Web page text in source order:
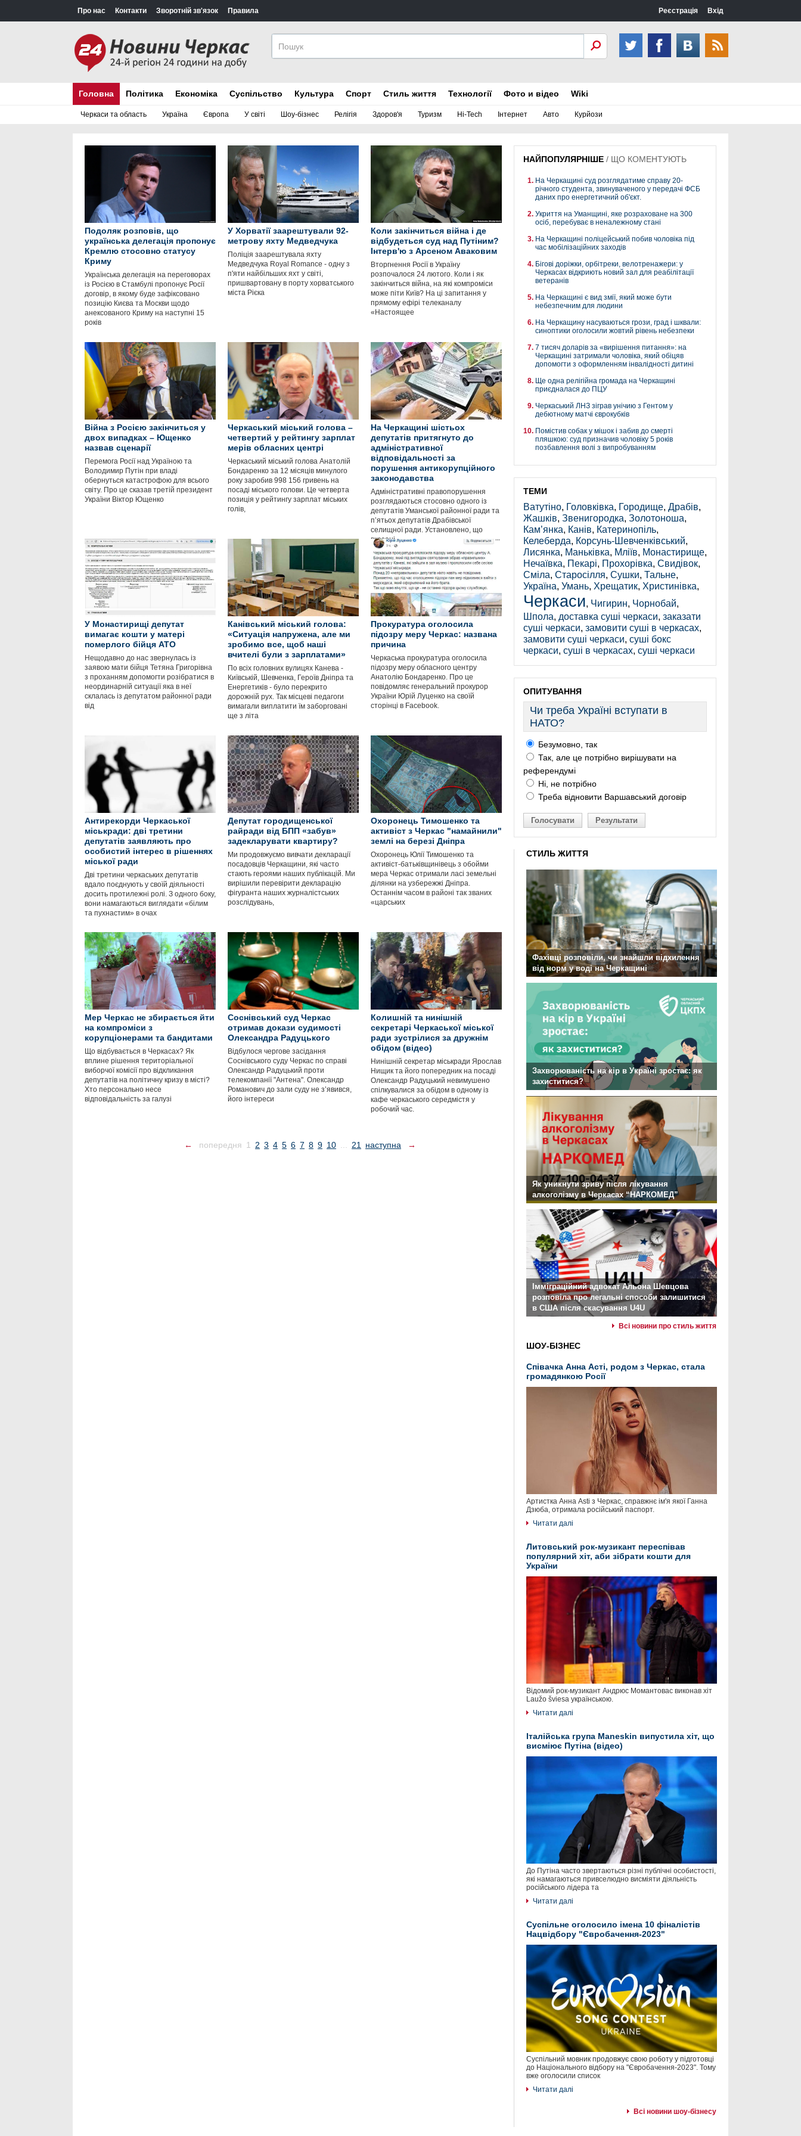
Про нас Контакти Зворотній зв'язок Правила Реєстрація Вхід
Головна
Черкаси та область Україна Європа У світі Шоу-бізнес Релігія Здоров'я Туризм Hi-Tech Інтернет Авто Курйози
Політика Економіка Суспільство Культура Спорт Стиль життя Технології Фото и відео Wiki
Подоляк розповів, що
українська делегація пропонує
Кремлю стосовно статусу
Криму
Українська делегація на переговорах
із Росією в Стамбулі пропонує Росії
договір, в якому буде зафіксовано
позицію Києва та Москви щодо
анексованого Криму на наступні 15
років
У Хорватії заарештували 92-
метрову яхту Медведчука
Поліція заарештувала яхту
Медведчука Royal Romance - одну з
п'яти найбільших яхт у світі,
пришвартовану в порту хорватського
міста Рієка
Коли закінчиться війна і де
відбудеться суд над Путіним?
Інтерв'ю з Арсеном Аваковим
Вторгнення Росії в Україну
розпочалося 24 лютого. Коли і як
закінчиться війна, на які компроміси
може піти Київ? На ці запитання у
прямому ефірі телеканалу
«Настоящее
Війна з Росією закінчиться у
двох випадках – Ющенко
назвав сценарії
Перемога Росії над Україною та
Володимир Путін при владі
обернуться катастрофою для всього
світу. Про це сказав третій президент
України Віктор Ющенко
Черкаський міський голова –
четвертий у рейтингу зарплат
мерів обласних центрі
Черкаський міський голова Анатолій
Бондаренко за 12 місяців минулого
року заробив 998 156 гривень на
посаді міського голови. Це четверта
позиція у рейтингу зарплат міських
голів,
На Черкащині шістьох
депутатів притягнуто до
адміністративної
відповідальності за
порушення антикорупційного
законодавства
Адміністративні правопорушення
розглядаються стосовно одного із
депутатів Уманської районної ради та
п’ятьох депутатів Драбівської
селищної ради. Установлено, що
вказані
У Монастирищі депутат
вимагає кошти у матері
померлого бійця АТО
Нещодавно до нас звернулась із
заявою мати бійця Тетяна Григорівна
з проханням допомогти розібратися в
неординарній ситуації яка в неї
склалась із депутатом районної ради
від
Канівський міський голова:
«Ситуація напружена, але ми
зробимо все, щоб наші
вчителі були з зарплатами»
По всіх головних вулицях Канева -
Київській, Шевченка, Героїв Дніпра та
Енергетиків - було перекрито
дорожній рух. Так місцеві педагоги
вимагали виплатити їм заборговані
ще з літа
Прокуратура оголосила
підозру меру Черкас: названа
причина
Черкаська прокуратура оголосила
підозру меру обласного центру
Анатолію Бондаренко. Про це
повідомляє генеральний прокурор
України Юрій Луценко на своїй
сторінці в Facebook.
Антирекорди Черкаської
міськради: дві третини
депутатів заявляють про
особистий інтерес в рішеннях
міської ради
Дві третини черкаських депутатів
вдало поєднують у своїй діяльності
досить протилежні ролі. З одного боку,
вони намагаються виглядати «білим
та пухнастим» в очах
Депутат городищенської
райради від БПП «забув»
задекларувати квартиру?
Ми продовжуємо вивчати декларації
посадовців Черкащини, які часто
стають героями наших публікацій. Ми
вирішили перевірити декларацію
фігуранта наших журналістських
розслідувань,
Охоронець Тимошенко та
активіст з Черкас "намайнили"
землі на березі Дніпра
Охоронець Юлії Тимошенко та
активіст-батьківщинівець з обойми
мера Черкас отримали ласі земельні
ділянки на узбережжі Дніпра.
Останнім часом в районі так званих
«царських
Мер Черкас не збирається йти
на компроміси з
корупціонерами та бандитами
Що відбувається в Черкасах? Як
вплине рішення територіальної
виборчої комісії про відкликання
депутатів на політичну кризу в місті?
Хто персонально несе
відповідальність за галузі
Соснівський суд Черкас
отримав докази судимості
Олександра Радуцького
Відбулося чергове засідання
Соснівського суду Черкас по справі
Олександр Радуцький проти
телекомпанії "Антена". Олександр
Романович до зали суду не з’явився,
його інтереси
Колишній та нинішній
секретарі Черкаської міської
ради зустрілися за дружнім
обідом (відео)
Нинішній секретар міськради Ярослав
Нищик та його попередник на посаді
Олександр Радуцький невимушено
спілкувалися за обідом в одному із
кафе черкаського середмістя у
робочий час.
← попередня 1 2 3 4 5 6 7 8 9 10 21 наступна →
НАЙПОПУЛЯРНІШЕ / ЩО КОМЕНТУЮТЬ
На Черкащині суд розглядатиме справу 20-
річного студента, звинуваченого у передачі ФСБ
даних про енергетичний об'єкт.
Укриття на Уманщині, яке розраховане на 300
осіб, перебуває в неналежному стані
На Черкащині поліцейський побив чоловіка під
час мобілізаційних заходів
Бігові доріжки, орбітреки, велотренажери: у
Черкасах відкриють новий зал для реабілітації
ветеранів
На Черкащині є вид змії, який може бути
небезпечним для людини
На Черкащину насуваються грози, град і шквали:
синоптики оголосили жовтий рівень небезпеки
7 тисяч доларів за «вирішення питання»: на
Черкащині затримали чоловіка, який обіцяв
допомогти з оформленням інвалідності дитині
Ще одна релігійна громада на Черкащині
приєдналася до ПЦУ
Черкаський ЛНЗ зіграв унічию з Гентом у
дебютному матчі єврокубків
Помістив собак у мішок і забив до смерті
пляшкою: суд призначив чоловіку 5 років
позбавлення волі з випробуванням
ТЕМИ
Ватутіно, Головківка, Городище, Драбів,
Жашків, Звенигородка, Золотоноша,
Кам’янка, Канів, Катеринопіль,
Келеберда, Корсунь-Шевченківський,
Лисянка, Маньківка, Мліїв, Монастирище,
Нечаївка, Пекарі, Прохорівка, Свидівок,
Сміла, Старосілля, Сушки, Тальне,
Україна, Умань, Хрещатик, Христинівка,
Черкаси, Чигирин, Чорнобай,
Шпола, доставка суші черкаси, заказати
суші черкаси, замовити суші в черкасах,
замовити суші черкаси, суші бокс
черкаси, суші в черкасах, суші черкаси
ОПИТУВАННЯ
Чи треба Україні вступати в
НАТО?
Безумовно, так
Так, але це потрібно вирішувати на
референдумі
Ні, не потрібно
Треба відновити Варшавський договір
Голосувати Результати
СТИЛЬ ЖИТТЯ
Фахівці розповіли, чи знайшли відхилення
від норм у воді на Черкащині
Захворюваність на кір в Україні зростає: як
захиститися?
Як уникнути зриву після лікування
алкоголізму в Черкасах “НАРКОМЕД”
Імміграційний адвокат Альона Шевцова
розповіла про легальні способи залишитися
в США після скасування U4U
Всі новини про стиль життя
ШОУ-БІЗНЕС
Співачка Анна Асті, родом з Черкас, стала
громадянкою Росії
Артистка Анна Asti з Черкас, справжнє ім'я якої Ганна
Дзюба, отримала російський паспорт.
Читати далі
Литовський рок-музикант переспівав
популярний хіт, аби зібрати кошти для
України
Відомий рок-музикант Андрюс Момантовас виконав хіт
Laužo šviesa українською.
Читати далі
Італійська група Maneskin випустила хіт, що
висміює Путіна (відео)
До Путіна часто звертаються різні публічні особистості,
які намагаються привселюдно висміяти діяльність
російського лідера та
Читати далі
Суспільне оголосило імена 10 фіналістів
Нацвідбору "Євробачення-2023"
Суспільний мовник продовжує свою роботу у підготовці
до Національного відбору на "Євробачення-2023". Тому
вже оголосили список
Читати далі
Всі новини шоу-бізнесу